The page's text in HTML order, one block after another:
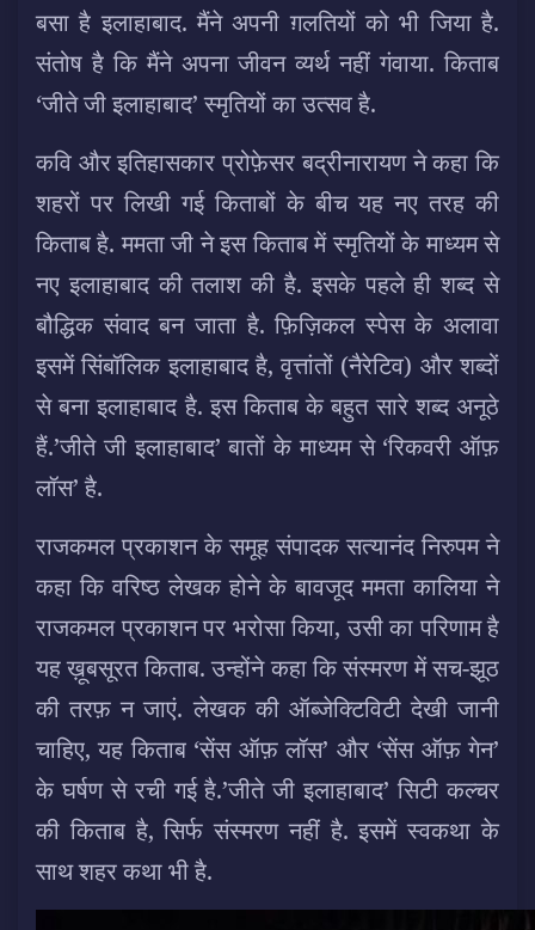
बसा है इलाहाबाद. मैंने अपनी ग़लतियों को भी जिया है.
संतोष है कि मैंने अपना जीवन व्यर्थ नहीं गंवाया. किताब
‘जीते जी इलाहाबाद’ स्मृतियों का उत्सव है.
कवि और इतिहासकार प्रोफ़ेसर बद्रीनारायण ने कहा कि
शहरों पर लिखी गई किताबों के बीच यह नए तरह की
किताब है. ममता जी ने इस किताब में स्मृतियों के माध्यम से
नए इलाहाबाद की तलाश की है. इसके पहले ही शब्द से
बौद्धिक संवाद बन जाता है. फ़िज़िकल स्पेस के अलावा
इसमें सिंबॉलिक इलाहाबाद है, वृत्तांतों (नैरेटिव) और शब्दों
से बना इलाहाबाद है. इस किताब के बहुत सारे शब्द अनूठे
हैं.’जीते जी इलाहाबाद’ बातों के माध्यम से ‘रिकवरी ऑफ़
लॉस’ है.
राजकमल प्रकाशन के समूह संपादक सत्यानंद निरुपम ने
कहा कि वरिष्ठ लेखक होने के बावजूद ममता कालिया ने
राजकमल प्रकाशन पर भरोसा किया, उसी का परिणाम है
यह ख़ूबसूरत किताब. उन्होंने कहा कि संस्मरण में सच-झूठ
की तरफ़ न जाएं. लेखक की ऑब्जेक्टिविटी देखी जानी
चाहिए, यह किताब ‘सेंस ऑफ़ लॉस’ और ‘सेंस ऑफ़ गेन’
के घर्षण से रची गई है.’जीते जी इलाहाबाद’ सिटी कल्चर
की किताब है, सिर्फ संस्मरण नहीं है. इसमें स्वकथा के
साथ शहर कथा भी है.